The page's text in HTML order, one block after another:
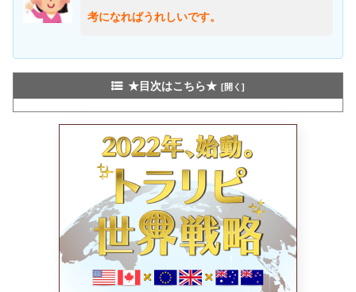
考になればうれしいです。
★目次はこちら★